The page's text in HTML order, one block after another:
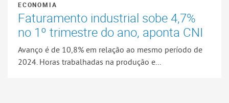
ECONOMIA
Faturamento industrial sobe 4,7%
no 1º trimestre do ano, aponta CNI
Avanço é de 10,8% em relação ao mesmo período de
2024. Horas trabalhadas na produção e...